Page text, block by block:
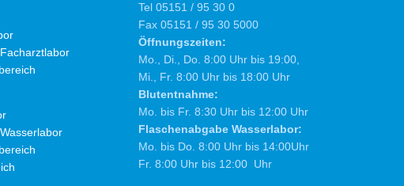
Tel 05151 / 95 30 0
Fax 05151 / 95 30 5000
Öffnungszeiten:
Mo., Di., Do. 8:00 Uhr bis 19:00,
Mi., Fr. 8:00 Uhr bis 18:00 Uhr
Blutentnahme:
Mo. bis Fr. 8:30 Uhr bis 12:00 Uhr
Flaschenabgabe Wasserlabor:
Mo. bis Do. 8:00 Uhr bis 14:00Uhr
Fr. 8:00 Uhr bis 12:00 Uhr